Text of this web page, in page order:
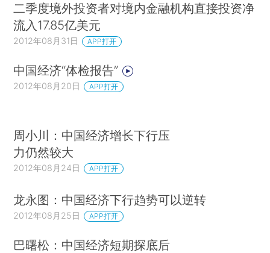
二季度境外投资者对境内金融机构直接投资净
流入17.85亿美元
2012年08月31日 APP打开
中国经济“体检报告”
2012年08月20日 APP打开
周小川：中国经济增长下行压
力仍然较大
2012年08月24日 APP打开
龙永图：中国经济下行趋势可以逆转
2012年08月25日 APP打开
巴曙松：中国经济短期探底后